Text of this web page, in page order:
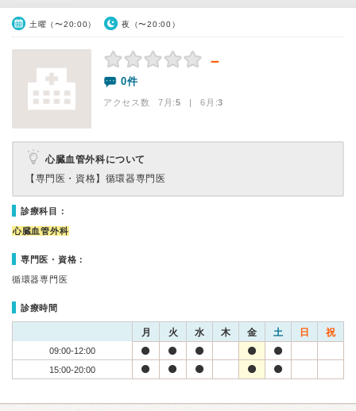
土曜（〜20:00） 夜（〜20:00）
－
0件
アクセス数 7月:5 | 6月:3
心臓血管外科について
【専門医・資格】 循環器専門医
診療科目：
心臓血管外科
専門医・資格：
循環器専門医
診療時間
月 火 水 木 金 土 日 祝
09:00-12:00
15:00-20:00